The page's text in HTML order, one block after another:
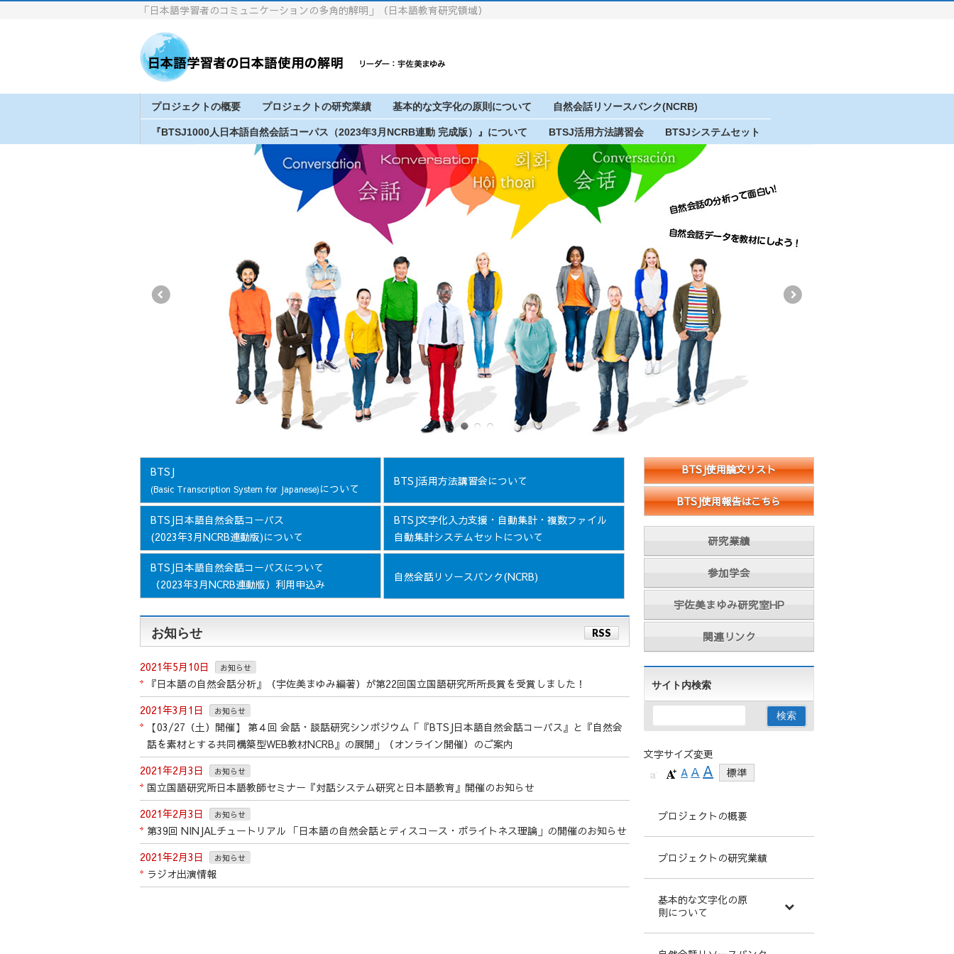
「日本語学習者のコミュニケーションの多角的解明」（日本語教育研究領域）
プロジェクトの概要 プロジェクトの研究業績 基本的な文字化の原則について 自然会話リソースバンク(NCRB)
『BTSJ1000人日本語自然会話コーパス（2023年3月NCRB連動 完成版）』について BTSJ活用方法講習会 BTSJシステムセット
BTSJ
(Basic Transcription System for Japanese)について
BTSJ活用方法講習会について
BTSJ日本語自然会話コーパス
(2023年3月NCRB連動版)について
BTSJ文字化入力支援・自動集計・複数ファイル
自動集計システムセットについて
BTSJ日本語自然会話コーパスについて
（2023年3月NCRB連動版）利用申込み
自然会話リソースバンク(NCRB)
お知らせ RSS
2021年5月10日 お知らせ
『日本語の自然会話分析』（宇佐美まゆみ編著）が第22回国立国語研究所所長賞を受賞しました！
2021年3月1日
お知らせ
【03/27（土）開催】 第４回 会話・談話研究シンポジウム「『BTSJ日本語自然会話コーパス』と『自然会
話を素材とする共同構築型WEB教材NCRB』の展開」（オンライン開催）のご案内
2021年2月3日
お知らせ
国立国語研究所日本語教師セミナー『対話システム研究と日本語教育』開催のお知らせ
2021年2月3日
お知らせ
第39回 NINJALチュートリアル 「日本語の自然会話とディスコース・ポライトネス理論」の開催のお知らせ
2021年2月3日
お知らせ
ラジオ出演情報
BTSJ使用論文リスト
BTSJ使用報告はこちら
研究業績
参加学会
宇佐美まゆみ研究室HP
関連リンク
サイト内検索
文字サイズ変更
A A A 標準
プロジェクトの概要
プロジェクトの研究業績
基本的な文字化の原
則について